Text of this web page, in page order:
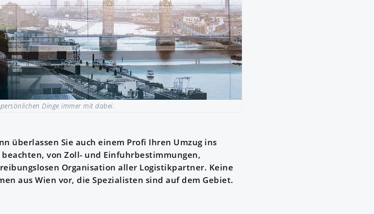
Dinge immer mit dabei.
überlassen Sie auch einem Profi Ihren Umzug ins
von Zoll- und Einfuhrbestimmungen,
Organisation aller Logistikpartner. Keine
aus Wien vor, die Spezialisten sind auf dem Gebiet.